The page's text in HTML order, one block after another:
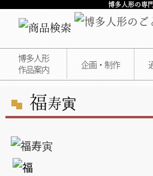
博多人形の専
博多人形
作品案内
企画・制作
福寿寅